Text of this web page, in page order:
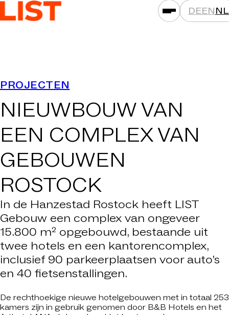
DEENNL
ASSETKLASSEN
LOCATIES
PROJECTEN
NIEUWS
MAATSCHAPPIJEN
DAT IS LIST
CARRIÈRE
CONTACT
PROJECTEN
NIEUWBOUW VAN
EEN COMPLEX VAN
GEBOUWEN
ROSTOCK
In de Hanzestad Rostock heeft LIST
Gebouw een complex van ongeveer
15.800 m² opgebouwd, bestaande uit
twee hotels en een kantorencomplex,
inclusief 90 parkeerplaatsen voor auto’s
en 40 fietsenstallingen.
De rechthoekige nieuwe hotelgebouwen met in totaal 253
kamers zijn in gebruik genomen door B&B Hotels en het